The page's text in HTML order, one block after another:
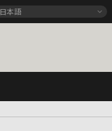
日本語